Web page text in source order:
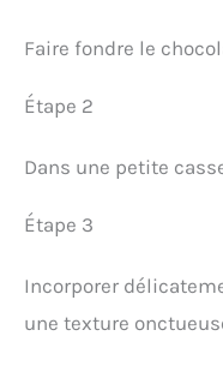
Faire fondre le
Étape 2
Dans une petite
Étape 3
Incorporer
une texture